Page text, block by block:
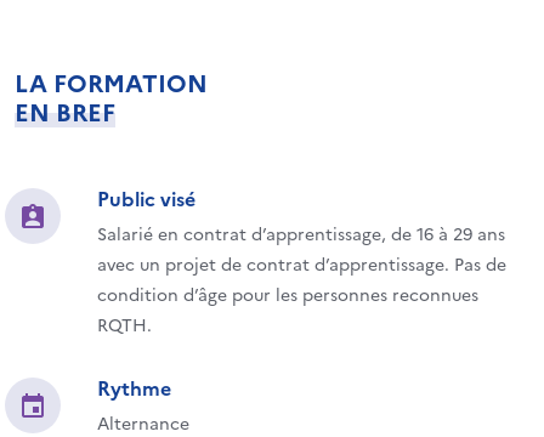
LA FORMATION
EN BREF
Public visé
Salarié en contrat d’apprentissage, de 16 à 29 ans
avec un projet de contrat d’apprentissage. Pas de
condition d’âge pour les personnes reconnues
RQTH.
Rythme
Alternance